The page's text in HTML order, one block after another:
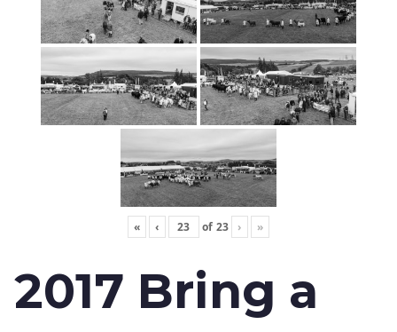
« ‹ of 23 › »
2017 Bring a